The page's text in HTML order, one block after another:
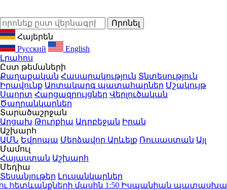
Հայերեն
Русский
English
Լրահոս
Ըստ թեմաների
Քաղաքական Հասարակություն Տնտեսություն
Իրավունք Արտակարգ պատահարներ Մշակույթ
Սպորտ Հարցազրույցներ Վերլուծական
Ծաղրանկարներ
Տարածաշրջան
Արցախ Թուրքիա Ադրբեջան Իրան
Աշխարհ
ԱՄՆ Եվրոպա Մերձավոր Արևելք Ռուսաստան Այլ
Մամուլ
Հայաստան Աշխարհ
Մեդիա
Տեսանյութեր Լուսանկարներ
մասին1:50Իսպանիան պատասխան